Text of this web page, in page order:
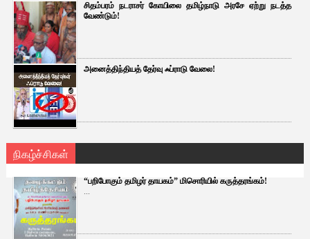
சிதம்பரம் நடராசர் கோயிலை தமிழ்நாடு அரசே ஏற்று நடத்த
வேண்டும்!
அனைத்திந்தியத் தேர்வு ஃப்ராடு வேலை!
நிகழ்ச்சிகள்
“பறிபோகும் தமிழர் தாயகம்” மிசொரியில் கருத்தரங்கம்!
...